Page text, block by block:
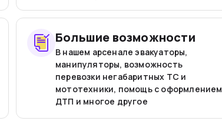
Большие возможности
В нашем арсенале эвакуаторы,
манипуляторы, возможность
перевозки негабаритных ТС и
мототехники, помощь с оформлением
ДТП и многое другое